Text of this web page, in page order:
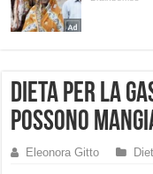
Dieta per la
possono
Eleonora Gitto